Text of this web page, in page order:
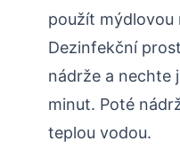
použít mýdlovou
Dezinfekční
nádrže a nechte
minut. Poté
teplou vodou.